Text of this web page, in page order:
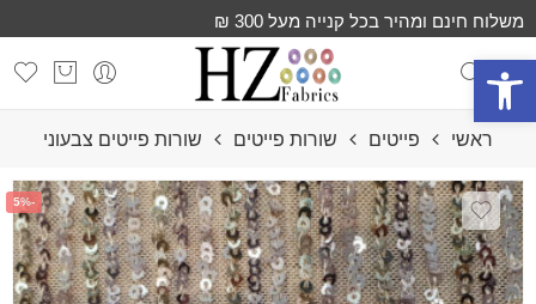
פתח סרגל נגישות
משלוח חינם ומהיר בכל קנייה מעל 300 ₪
ראשי פייטים שורות פייטים שורות פייטים צבעוני
-5%